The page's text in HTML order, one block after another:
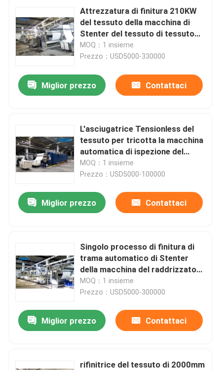
Attrezzatura di finitura 210KW
del tessuto della macchina di
Stenter del tessuto di tessuto
della casa 50HZ
MOQ：1 insieme
Prezzo：USD5000-330000
Miglior prezzo Contattaci
L'asciugatrice Tensionless del
tessuto per tricotta la macchina
automatica di ispezione del
tessuto del passaggio del
tessuto 3
MOQ：1 insieme
Prezzo：USD5000-100000
Miglior prezzo Contattaci
Singolo processo di finitura di
trama automatico di Stenter
della macchina del raddrizzatore
di Padder di 8 camere
MOQ：1 insieme
Prezzo：USD5000-300000
Miglior prezzo Contattaci
rifinitrice del tessuto di 2000mm